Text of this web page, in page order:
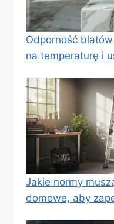
Odporność
na temperaturę i
Jakie normy
domowe, aby